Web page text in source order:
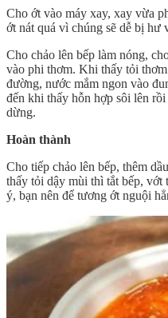
Cho ớt vào máy xay, xay vừa
ớt nát quá vì chúng sẽ dễ bị hư
Cho chảo lên bếp làm nóng,
vào phi thơm. Khi thấy tỏi
đường, nước mắm ngon vào
đến khi thấy hỗn hợp sôi lên
dừng.
Hoàn thành
Cho tiếp chảo lên bếp, thêm
thấy tỏi dậy mùi thì tắt bếp,
ý, bạn nên để tương ớt nguội